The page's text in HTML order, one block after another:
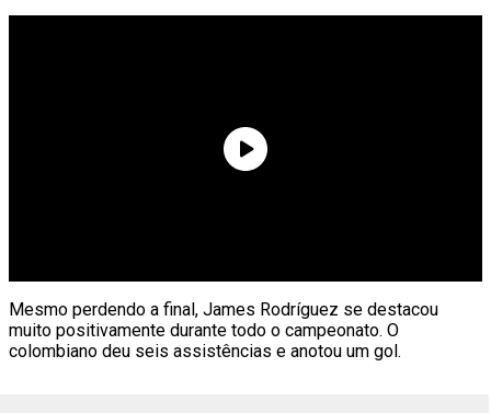
Mesmo perdendo a final, James Rodríguez se destacou
muito positivamente durante todo o campeonato. O
colombiano deu seis assistências e anotou um gol.